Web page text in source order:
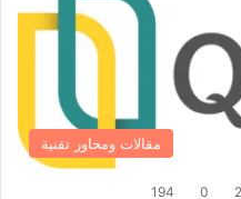
مقالات ومحاور تقنية
0
194